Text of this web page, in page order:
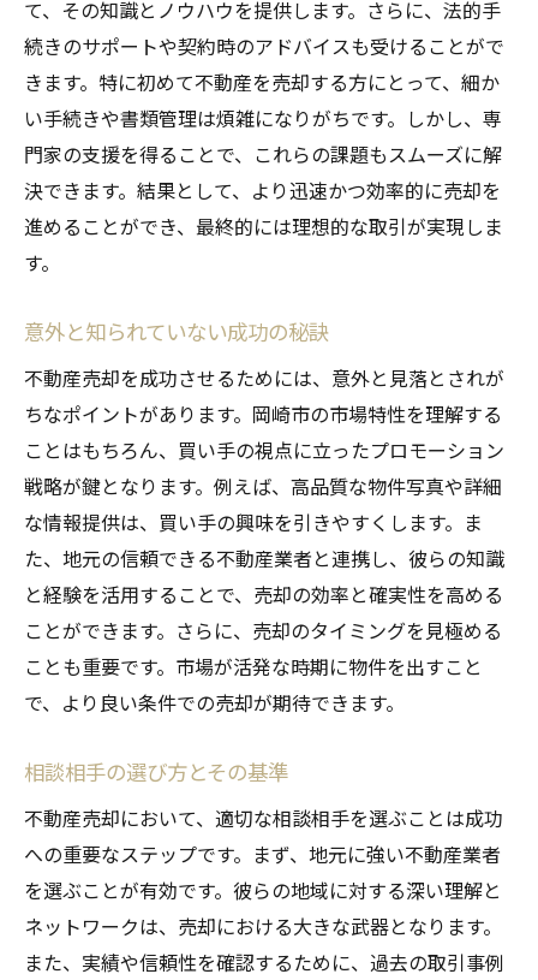
て、その知識とノウハウを提供します。さらに、法的手
続きのサポートや契約時のアドバイスも受けることがで
きます。特に初めて不動産を売却する方にとって、細か
い手続きや書類管理は煩雑になりがちです。しかし、専
門家の支援を得ることで、これらの課題もスムーズに解
決できます。結果として、より迅速かつ効率的に売却を
進めることができ、最終的には理想的な取引が実現しま
す。
意外と知られていない成功の秘訣
不動産売却を成功させるためには、意外と見落とされが
ちなポイントがあります。岡崎市の市場特性を理解する
ことはもちろん、買い手の視点に立ったプロモーション
戦略が鍵となります。例えば、高品質な物件写真や詳細
な情報提供は、買い手の興味を引きやすくします。ま
た、地元の信頼できる不動産業者と連携し、彼らの知識
と経験を活用することで、売却の効率と確実性を高める
ことができます。さらに、売却のタイミングを見極める
ことも重要です。市場が活発な時期に物件を出すこと
で、より良い条件での売却が期待できます。
相談相手の選び方とその基準
不動産売却において、適切な相談相手を選ぶことは成功
への重要なステップです。まず、地元に強い不動産業者
を選ぶことが有効です。彼らの地域に対する深い理解と
ネットワークは、売却における大きな武器となります。
また、実績や信頼性を確認するために、過去の取引事例